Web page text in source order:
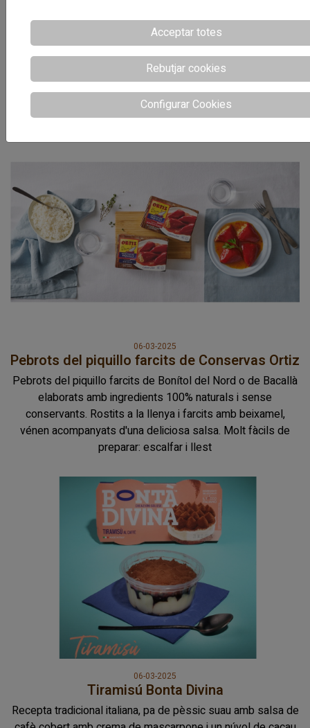
Comté le Poligny Vagne
Elaborat amb llet crua d’estiu de vaques Montbéliarde o
Simmental alimentades a base d’herba i fenc a la zona AOP
Comté. Maduració de 8 mesos. Ideal per incorporar-lo a una
taula de formatge o cuinat amb pasta, risotto o pizza. Marida
amb un vi blanc sec, un cava o un vi de Rioja
06-03-2025
Pebrots del piquillo farcits de Conservas Ortiz
Pebrots del piquillo farcits de Bonítol del Nord o de Bacallà
elaborats amb ingredients 100% naturals i sense
conservants. Rostits a la llenya i farcits amb beixamel,
vénen acompanyats d'una deliciosa salsa. Molt fàcils de
preparar: escalfar i llest
06-03-2025
Tiramisú Bonta Divina
Recepta tradicional italiana, pa de pèssic suau amb salsa de
Acceptar totes
Rebutjar cookies
Configurar Cookies